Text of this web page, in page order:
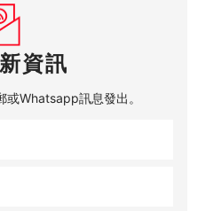
資訊
Whatsapp訊息發出。